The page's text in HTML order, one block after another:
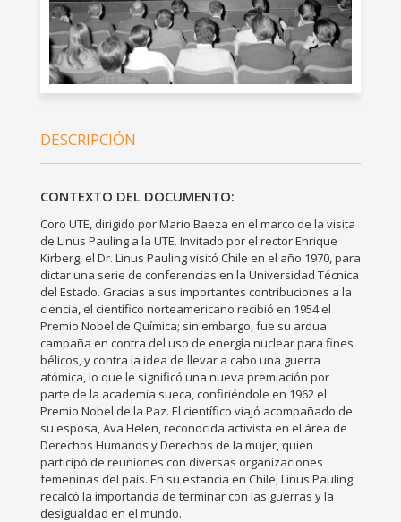
DESCRIPCIÓN
CONTEXTO DEL DOCUMENTO:
Coro UTE, dirigido por Mario Baeza en el marco de la visita
de Linus Pauling a la UTE. Invitado por el rector Enrique
Kirberg, el Dr. Linus Pauling visitó Chile en el año 1970, para
dictar una serie de conferencias en la Universidad Técnica
del Estado. Gracias a sus importantes contribuciones a la
ciencia, el científico norteamericano recibió en 1954 el
Premio Nobel de Química; sin embargo, fue su ardua
campaña en contra del uso de energía nuclear para fines
bélicos, y contra la idea de llevar a cabo una guerra
atómica, lo que le significó una nueva premiación por
parte de la academia sueca, confiriéndole en 1962 el
Premio Nobel de la Paz. El científico viajó acompañado de
su esposa, Ava Helen, reconocida activista en el área de
Derechos Humanos y Derechos de la mujer, quien
participó de reuniones con diversas organizaciones
femeninas del país. En su estancia en Chile, Linus Pauling
recalcó la importancia de terminar con las guerras y la
desigualdad en el mundo.